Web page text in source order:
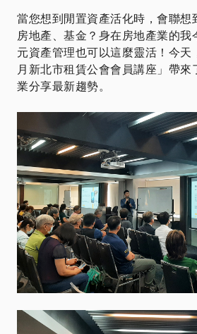
當您想到閒置資產活化時，會聯想
房地產、基金？身在房地產業的我
元資產管理也可以這麼靈活！今天
月新北市租賃公會會員講座」帶來
業分享最新趨勢。